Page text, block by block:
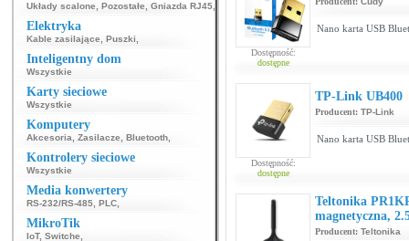
Układy scalone Pozostałe Gniazda RJ45
Elektryka
Kable zasilające Puszki
Inteligentny dom
Wszystkie
Karty sieciowe
Wszystkie
Komputery
Akcesoria Zasilacze Bluetooth
Kontrolery sieciowe
Wszystkie
Media konwertery
RS-232/RS-485 PLC
MikroTik
IoT, Switche
Dostępność:
dostępne
Nano karta USB
Dostępność:
dostępne
TP-Link UB400
Producent: TP-Link
Nano karta USB
Teltonika
magnetyczna,
Producent: Teltonika